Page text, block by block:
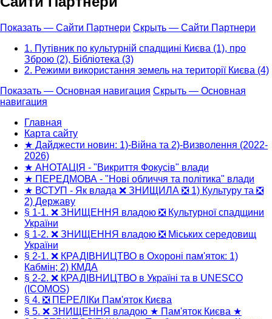
Показать — Сайти Партнери Скрыть — Сайти Партнери
1. Путівник по культурній спадщині Києва (1), про
Зброю (2), Бібліотека (3)
2. Режими використання земель на території Києва (4)
Основная
навигация
Показать — Основная навигация Скрыть — Основная
навигация
Главная
Карта сайту
★ Дайджести новин: 1)-Війна та 2)-Визволення (2022-
2026)
★ АНОТАЦІЯ - "Викриття Фокусів" влади
★ ПЕРЕДМОВА - "Нові обличчя та політика" влади
★ ВСТУП - Як влада ❌ ЗНИЩИЛА ❎ 1) Культуру та ❎
2) Державу
§ 1-1. ❌ ЗНИЩЕННЯ владою ❎ Культурної спадщини
України
§ 1-2. ❌ ЗНИЩЕННЯ владою ❎ Міських середовищ
України
§ 2-1. ❌ КРАДІВНИЦТВО в Охороні пам'яток: 1)
Кабмін; 2) КМДА
§ 2-2. ❌ КРАДІВНИЦТВО в Україні та в UNESCO
(ICOMOS)
§ 4. ❎ ПЕРЕЛІКи Пам'яток Києва
§ 5. ❌ ЗНИЩЕННЯ владою ★ Пам'яток Києва ★